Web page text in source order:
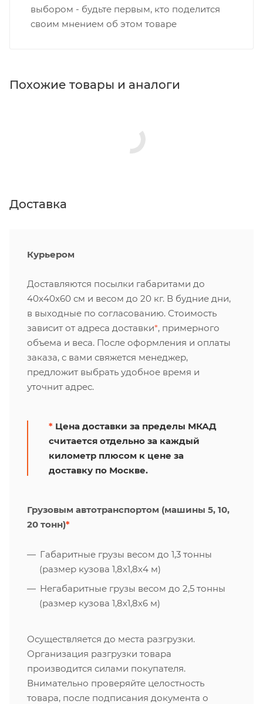
выбором - будьте первым, кто поделится
своим мнением об этом товаре
Похожие товары и аналоги
Доставка
Курьером
Доставляются посылки габаритами до
40х40х60 см и весом до 20 кг. В будние дни,
в выходные по согласованию. Стоимость
зависит от адреса доставки*, примерного
объема и веса. После оформления и оплаты
заказа, с вами свяжется менеджер,
предложит выбрать удобное время и
уточнит адрес.
* Цена доставки за пределы МКАД
считается отдельно за каждый
километр плюсом к цене за
доставку по Москве.
Грузовым автотранспортом (машины 5, 10,
20 тонн)*
Габаритные грузы весом до 1,3 тонны
(размер кузова 1,8х1,8х4 м)
Негабаритные грузы весом до 2,5 тонны
(размер кузова 1,8х1,8х6 м)
Осуществляется до места разгрузки.
Организация разгрузки товара
производится силами покупателя.
Внимательно проверяйте целостность
товара, после подписания документа о